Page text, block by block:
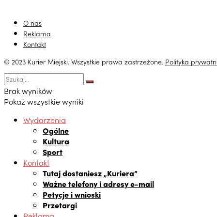
O nas
Reklama
Kontakt
© 2023 Kurier Miejski. Wszystkie prawa zastrzeżone. Polityka
Brak wyników
Pokaż wszystkie wyniki
Wydarzenia
Ogólne
Kultura
Sport
Kontakt
Tutaj dostaniesz „Kuriera”
Ważne telefony i adresy e-mail
Petycje i wnioski
Przetargi